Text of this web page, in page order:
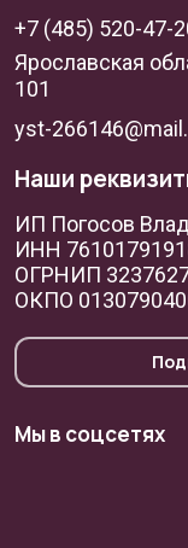
+7 (485) 520-47-
Ярославская
101
yst-
Наши
ИП Погосов
ИНН
ОГРНИП
ОКПО
Мы в соцсетях